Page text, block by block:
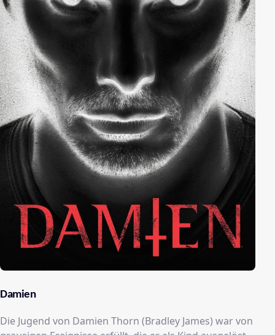
Damien
Die Jugend von Damien Thorn (Bradley James) war von